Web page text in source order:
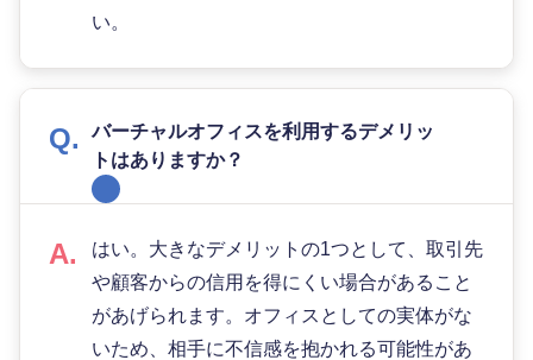
い。
バーチャルオフィスを利用するデメリッ
トはありますか？
はい。大きなデメリットの1つとして、取引先
や顧客からの信用を得にくい場合があること
があげられます。オフィスとしての実体がな
いため、相手に不信感を抱かれる可能性があ